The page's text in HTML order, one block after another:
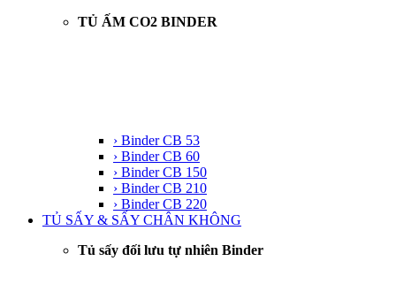
TỦ ẤM CO2 BINDER
› Binder CB 53
› Binder CB 60
› Binder CB 150
› Binder CB 210
› Binder CB 220
TỦ SẤY & SẤY CHÂN KHÔNG
Tủ sấy đối lưu tự nhiên Binder